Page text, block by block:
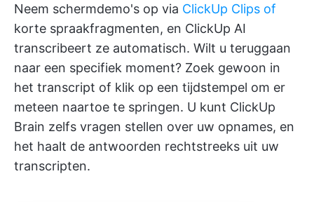
Neem schermdemo's op via ClickUp Clips of
korte spraakfragmenten, en ClickUp AI
transcribeert ze automatisch. Wilt u teruggaan
naar een specifiek moment? Zoek gewoon in
het transcript of klik op een tijdstempel om er
meteen naartoe te springen. U kunt ClickUp
Brain zelfs vragen stellen over uw opnames, en
het haalt de antwoorden rechtstreeks uit uw
transcripten.